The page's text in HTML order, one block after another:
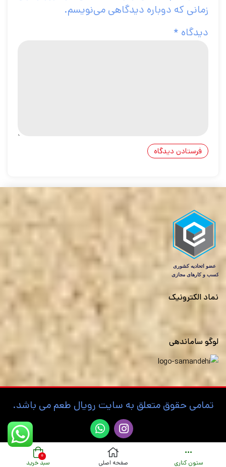
زمانی که دوباره دیدگاهی می‌نویسم.
دیدگاه *
نماد الکترونیک
لوگو ساماندهی
تمامی حقوق متعلق به سایت رویال طعم می باشد.
ستون کناری صفحه اصلی
۰
سبد خرید